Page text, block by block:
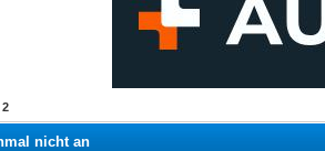
2
nicht an